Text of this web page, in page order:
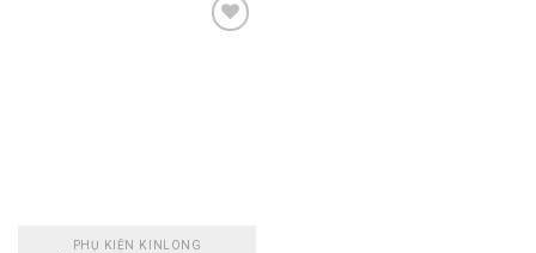
PHỤ KIỆN KINLONG